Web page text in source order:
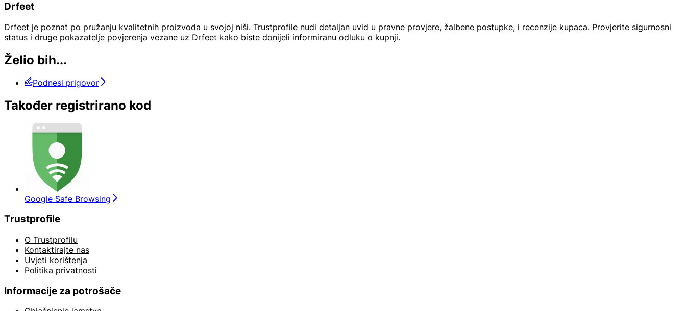
Drfeet
Drfeet je poznat po pružanju kvalitetnih proizvoda u svojoj niši. Trustprofile nudi detaljan uvid u pravne provjere, žalbene postupke, i recenzije kupaca. Provjerite sigurnosni
status i druge pokazatelje povjerenja vezane uz Drfeet kako biste donijeli informiranu odluku o kupnji.
Želio bih...
Podnesi prigovor
Također registrirano kod
Google Safe Browsing
Trustprofile
O Trustprofilu
Kontaktirajte nas
Uvjeti korištenja
Politika privatnosti
Informacije za potrošače